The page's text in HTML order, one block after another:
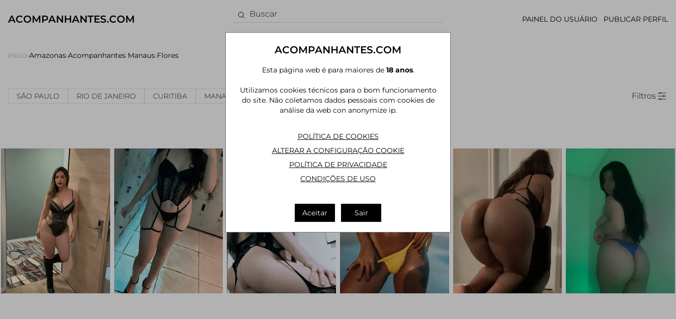
ACOMPANHANTES.COM PAINEL DO USUÁRIO PUBLICAR PERFIL
Início›Amazonas›Acompanhantes Manaus›Flores
Acompanhantes em Flores
SÃO PAULO RIO DE JANEIRO CURITIBA MANAUS JOÃO PESSOA MAIS CIDADES Filtros
ACOMPANHANTES.COM
Esta página web é para maiores de 18 anos.
Utilizamos cookies técnicos para o bom funcionamento
do site. Não coletamos dados pessoais com cookies de
análise da web con anonymize ip.
POLÍTICA DE COOKIES
ALTERAR A CONFIGURAÇÃO COOKIE
POLÍTICA DE PRIVACIDADE
CONDIÇÕES DE USO
Aceitar Sair